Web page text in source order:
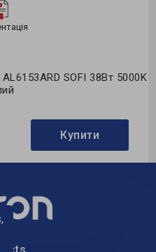
SOFI 38Вт 5000K
Купити
люстра